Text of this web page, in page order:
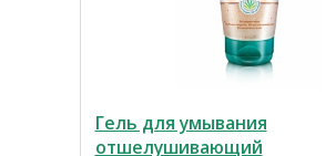
Гель для умывания
отшелушивающий